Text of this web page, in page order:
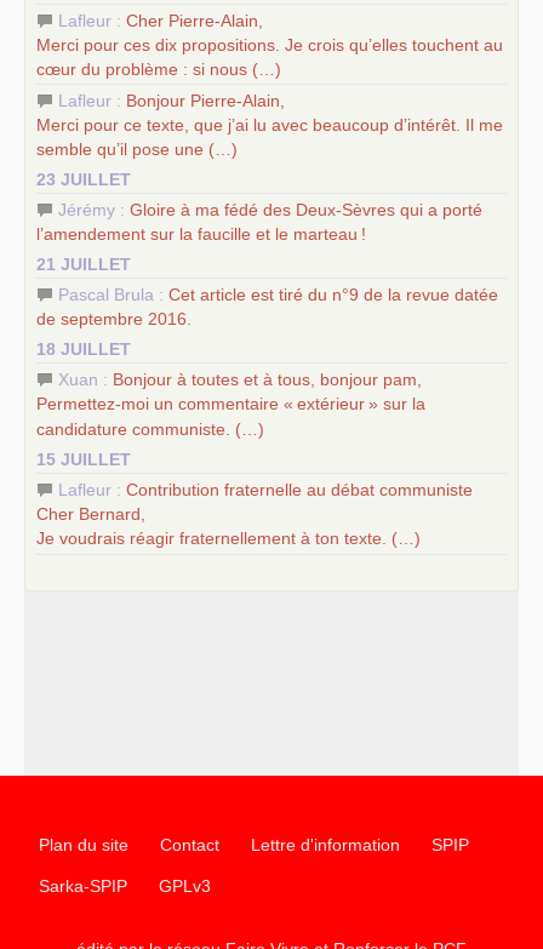
Lafleur : Cher Pierre-Alain,
Merci pour ces dix propositions. Je crois qu’elles touchent au
cœur du problème : si nous (…)
Lafleur : Bonjour Pierre-Alain,
Merci pour ce texte, que j’ai lu avec beaucoup d’intérêt. Il me
semble qu’il pose une (…)
23 JUILLET
Jérémy : Gloire à ma fédé des Deux-Sèvres qui a porté
l’amendement sur la faucille et le marteau !
21 JUILLET
Pascal Brula : Cet article est tiré du n°9 de la revue datée
de septembre 2016.
18 JUILLET
Xuan : Bonjour à toutes et à tous, bonjour pam,
Permettez-moi un commentaire « extérieur» sur la
candidature communiste. (…)
15 JUILLET
Lafleur : Contribution fraternelle au débat communiste
Cher Bernard,
Je voudrais réagir fraternellement à ton texte. (…)
Plan du site Contact Lettre d'information SPIP
Sarka-SPIP GPLv3